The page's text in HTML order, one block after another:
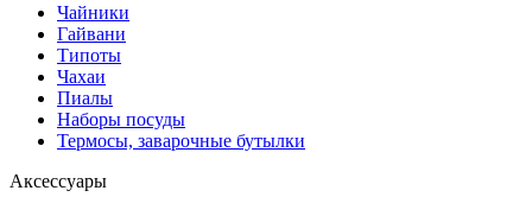
Чайники
Гайвани
Типоты
Чахаи
Пиалы
Наборы посуды
Термосы, заварочные бутылки
Аксессуары